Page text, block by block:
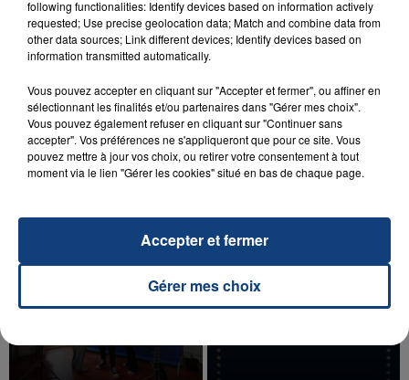
20 juillet 2026
UNE ADOLESCENTE DEVANT SE FAIRE
OPÉRER DE LA CHEVILLE RESSORT DE LA...
La famille a porté plainte contre la clinique qui a
reconnu sa responsabilité et présenté ses
excuses.
TITRES DIFFUSÉS
23h41
23h41
following functionalities: Identify devices based on information actively
requested; Use precise geolocation data; Match and combine data from
other data sources; Link different devices; Identify devices based on
information transmitted automatically.
Vous pouvez accepter en cliquant sur "Accepter et fermer", ou affiner en
sélectionnant les finalités et/ou partenaires dans "Gérer mes choix".
Vous pouvez également refuser en cliquant sur "Continuer sans
accepter". Vos préférences ne s'appliqueront que pour ce site. Vous
pouvez mettre à jour vos choix, ou retirer votre consentement à tout
moment via le lien "Gérer les cookies" situé en bas de chaque page.
Gérer mes choix
Accepter et fermer